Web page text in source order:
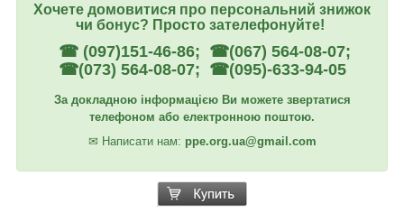
Хочете домовитися про персональний знижок
чи бонус? Просто зателефонуйте!
☎ (097)151-46-86; ☎(067) 564-08-07;
☎(073) 564-08-07; ☎(095)-633-94-05
За докладною інформацією Ви можете звертатися
телефоном або електронною поштою.
✉ Написати нам: ppe.org.ua@gmail.com